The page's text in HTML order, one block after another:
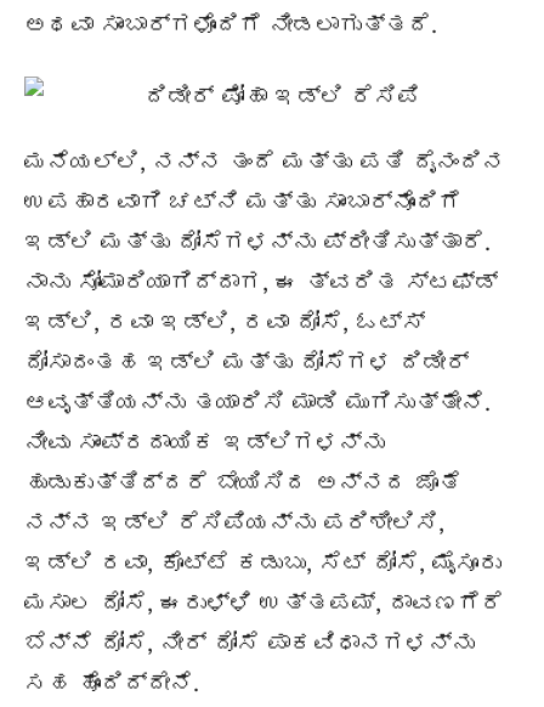
ಅಥವಾ ಸಾಂಬಾರ್ಗಳೊಂದಿಗೆ ನೀಡಲಾಗುತ್ತದೆ.
ಮನೆಯಲ್ಲಿ, ನನ್ನ ತಂದೆ ಮತ್ತು ಪತಿ ದೈನಂದಿನ
ಉಪಹಾರವಾಗಿ ಚಟ್ನಿ ಮತ್ತು ಸಾಂಬಾರ್‌ನೊಂದಿಗೆ
ಇಡ್ಲಿ ಮತ್ತು ದೋಸೆಗಳನ್ನು ಪ್ರೀತಿಸುತ್ತಾರೆ.
ನಾನು ಸೋಮಾರಿಯಾಗಿದ್ದಾಗ, ಈ ತ್ವರಿತ ಸ್ಟಫ್ಡ್
ಇಡ್ಲಿ, ರವಾ ಇಡ್ಲಿ, ರವಾ ದೋಸೆ, ಓಟ್ಸ್
ದೋಸಾದಂತಹ ಇಡ್ಲಿ ಮತ್ತು ದೋಸೆಗಳ ದಿಡೀರ್
ಆವೃತ್ತಿಯನ್ನು ತಯಾರಿಸಿ ಮಾಡಿ ಮುಗಿಸುತ್ತೇನೆ.
ನೀವು ಸಾಂಪ್ರದಾಯಿಕ ಇಡ್ಲಿಗಳನ್ನು
ಹುಡುಕುತ್ತಿದ್ದರೆ ಬೇಯಿಸಿದ ಅನ್ನದ ಜೊತೆ
ನನ್ನ ಇಡ್ಲಿ ರೆಸಿಪಿಯನ್ನು ಪರಿಶೀಲಿಸಿ,
ಇಡ್ಲಿ ರವಾ, ಕೊಟ್ಟೆ ಕಡುಬು, ಸೆಟ್ ದೋಸೆ, ಮೈಸೂರು
ಮಸಾಲ ದೋಸೆ, ಈರುಳ್ಳಿ ಉತ್ತಪಮ್, ದಾವಣಗೆರೆ
ಬೆನ್ನೆ ದೋಸೆ, ನೀರ್ ದೋಸೆ ಪಾಕವಿಧಾನಗಳನ್ನು
ಸಹ ಹೊಂದಿದ್ದೇನೆ.